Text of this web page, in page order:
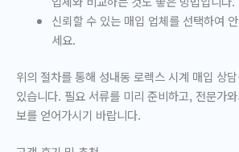
신뢰할 수 있는 매입 업체를 선택하여
세요.
위의 절차를 통해 성내동 로렉스 시계 매입 상
있습니다. 필요 서류를 미리 준비하고, 전문가
보를 얻어가시기 바랍니다.